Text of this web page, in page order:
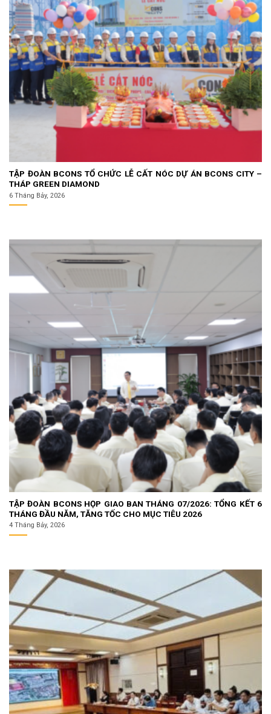
TẬP ĐOÀN BCONS TỔ CHỨC LỄ CẤT NÓC DỰ ÁN BCONS CITY –
THÁP GREEN DIAMOND
6 Tháng Bảy, 2026
TẬP ĐOÀN BCONS HỌP GIAO BAN THÁNG 07/2026: TỔNG KẾT 6
THÁNG ĐẦU NĂM, TĂNG TỐC CHO MỤC TIÊU 2026
4 Tháng Bảy, 2026